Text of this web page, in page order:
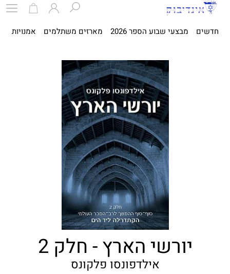
חדשים מבצעי שבוע הספר 2026 מארזים משתלמים אמנויות
יורשי הארץ - חלק 2
אילדפונסו פלקונס